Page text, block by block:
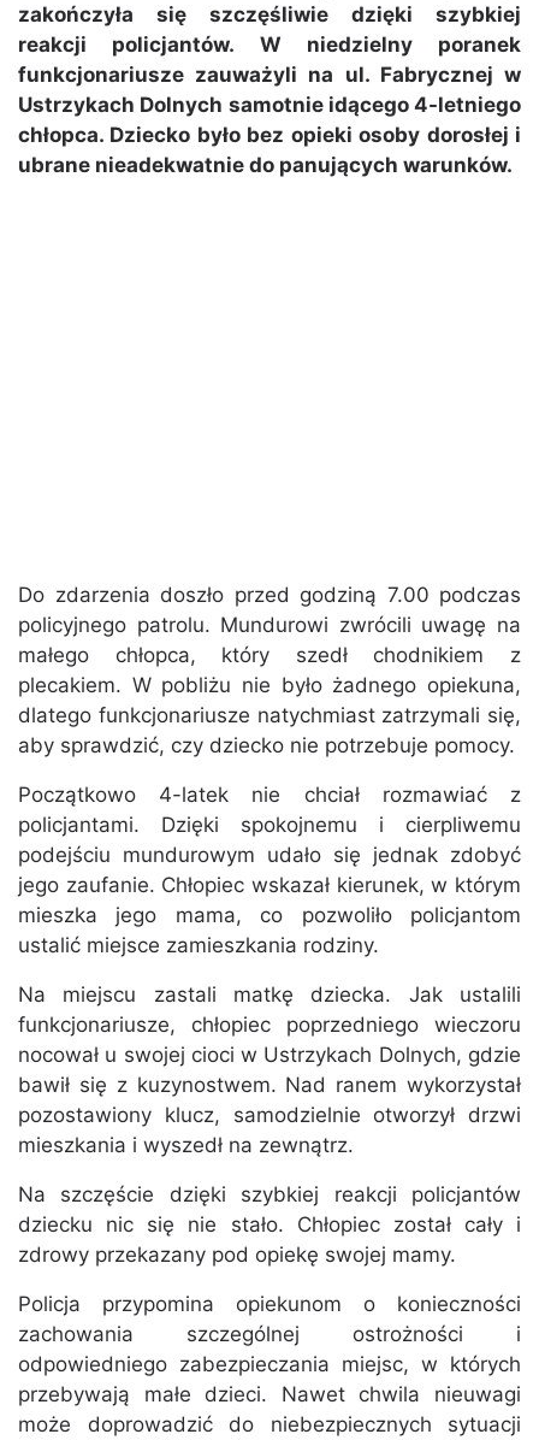
zakończyła się szczęśliwie dzięki szybkiej
reakcji policjantów. W niedzielny poranek
funkcjonariusze zauważyli na ul. Fabrycznej w
Ustrzykach Dolnych samotnie idącego 4-letniego
chłopca. Dziecko było bez opieki osoby dorosłej i
ubrane nieadekwatnie do panujących warunków.
Do zdarzenia doszło przed godziną 7.00 podczas
policyjnego patrolu. Mundurowi zwrócili uwagę na
małego chłopca, który szedł chodnikiem z
plecakiem. W pobliżu nie było żadnego opiekuna,
dlatego funkcjonariusze natychmiast zatrzymali się,
aby sprawdzić, czy dziecko nie potrzebuje pomocy.
Początkowo 4-latek nie chciał rozmawiać z
policjantami. Dzięki spokojnemu i cierpliwemu
podejściu mundurowym udało się jednak zdobyć
jego zaufanie. Chłopiec wskazał kierunek, w którym
mieszka jego mama, co pozwoliło policjantom
ustalić miejsce zamieszkania rodziny.
Na miejscu zastali matkę dziecka. Jak ustalili
funkcjonariusze, chłopiec poprzedniego wieczoru
nocował u swojej cioci w Ustrzykach Dolnych, gdzie
bawił się z kuzynostwem. Nad ranem wykorzystał
pozostawiony klucz, samodzielnie otworzył drzwi
mieszkania i wyszedł na zewnątrz.
Na szczęście dzięki szybkiej reakcji policjantów
dziecku nic się nie stało. Chłopiec został cały i
zdrowy przekazany pod opiekę swojej mamy.
Policja przypomina opiekunom o konieczności
zachowania szczególnej ostrożności i
odpowiedniego zabezpieczania miejsc, w których
przebywają małe dzieci. Nawet chwila nieuwagi
może doprowadzić do niebezpiecznych sytuacji